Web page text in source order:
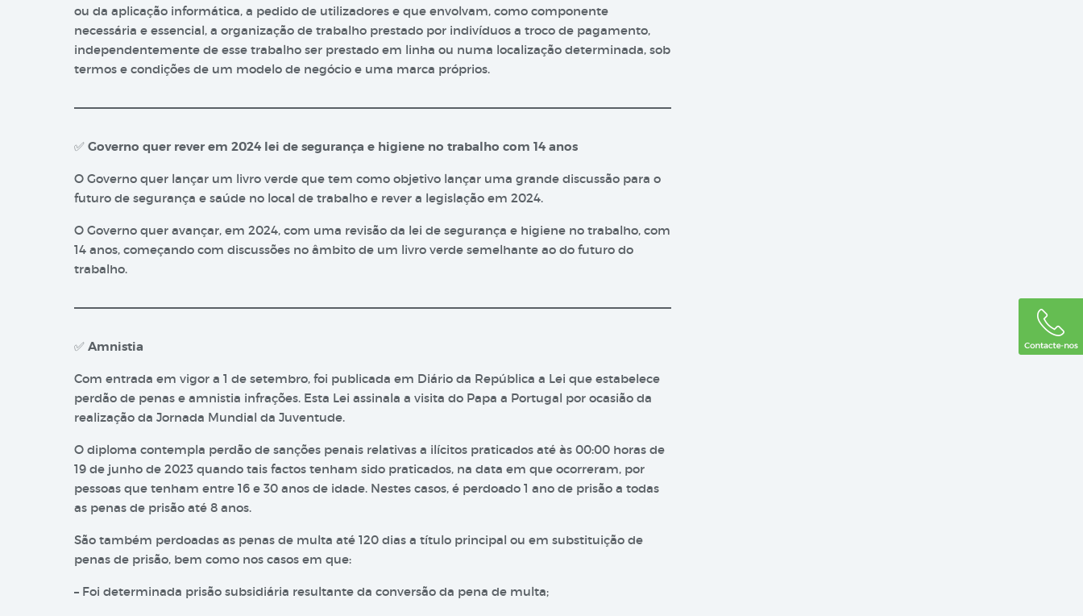
ou da aplicação informática, a pedido de utilizadores e que envolvam, como componente
necessária e essencial, a organização de trabalho prestado por indivíduos a troco de pagamento,
independentemente de esse trabalho ser prestado em linha ou numa localização determinada, sob
termos e condições de um modelo de negócio e uma marca próprios.
✅ Governo quer rever em 2024 lei de segurança e higiene no trabalho com 14 anos
O Governo quer lançar um livro verde que tem como objetivo lançar uma grande discussão para o
futuro de segurança e saúde no local de trabalho e rever a legislação em 2024.
O Governo quer avançar, em 2024, com uma revisão da lei de segurança e higiene no trabalho, com
14 anos, começando com discussões no âmbito de um livro verde semelhante ao do futuro do
trabalho.
✅ Amnistia
Com entrada em vigor a 1 de setembro, foi publicada em Diário da República a Lei que estabelece
perdão de penas e amnistia infrações. Esta Lei assinala a visita do Papa a Portugal por ocasião da
realização da Jornada Mundial da Juventude.
O diploma contempla perdão de sanções penais relativas a ilícitos praticados até às 00:00 horas de
19 de junho de 2023 quando tais factos tenham sido praticados, na data em que ocorreram, por
pessoas que tenham entre 16 e 30 anos de idade. Nestes casos, é perdoado 1 ano de prisão a todas
as penas de prisão até 8 anos.
São também perdoadas as penas de multa até 120 dias a título principal ou em substituição de
penas de prisão, bem como nos casos em que:
– Foi determinada prisão subsidiária resultante da conversão da pena de multa;